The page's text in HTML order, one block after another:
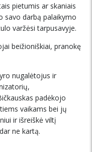
pietumis ar skaniais
savo darbą palaikymo
varžėsi tarpusavyje.
beižioniškiai, pranokę
nugalėtojus ir
padėkojo
vaikams bei jų
ir išreiškė viltį
ne kartą.